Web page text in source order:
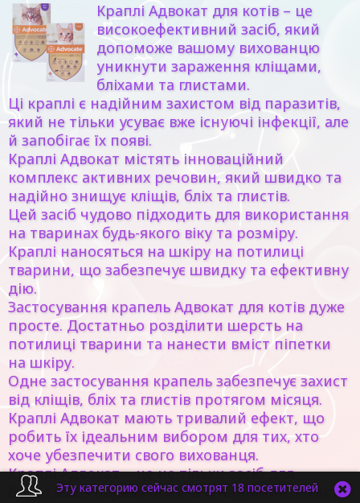
Краплі Адвокат для котів – це
високоефективний засіб, який
допоможе вашому вихованцю
уникнути зараження кліщами,
бліхами та глистами.
Ці краплі є надійним захистом від паразитів,
який не тільки усуває вже існуючі інфекції, але
й запобігає їх появі.
Краплі Адвокат містять інноваційний
комплекс активних речовин, який швидко та
надійно знищує кліщів, бліх та глистів.
Цей засіб чудово підходить для використання
на тваринах будь-якого віку та розміру.
Краплі наносяться на шкіру на потилиці
тварини, що забезпечує швидку та ефективну
дію.
Застосування крапель Адвокат для котів дуже
просте. Достатньо розділити шерсть на
потилиці тварини та нанести вміст піпетки
на шкіру.
Одне застосування крапель забезпечує захист
від кліщів, бліх та глистів протягом місяця.
Краплі Адвокат мають тривалий ефект, що
робить їх ідеальним вибором для тих, хто
хоче убезпечити свого вихованця.
Краплі Адвокат – це не тільки засіб для
боротьби з паразитами, а й надійний захист
Эту категорию сейчас смотрят 18 посетителей